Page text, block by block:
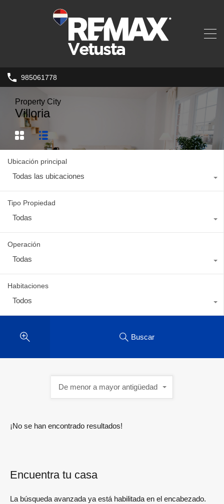
985061778
Property City
Villoria
Ubicación principal
Todas las ubicaciones
Tipo Propiedad
Todas
Operación
Todas
Habitaciones
Todos
Buscar
De menor a mayor antigüedad
¡No se han encontrado resultados!
Encuentra tu casa
La búsqueda avanzada ya está habilitada en el encabezado.